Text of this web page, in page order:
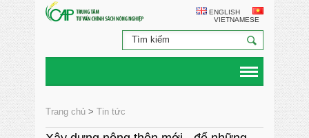
ENGLISH
VIETNAMESE
Trang chủ >Tin tức